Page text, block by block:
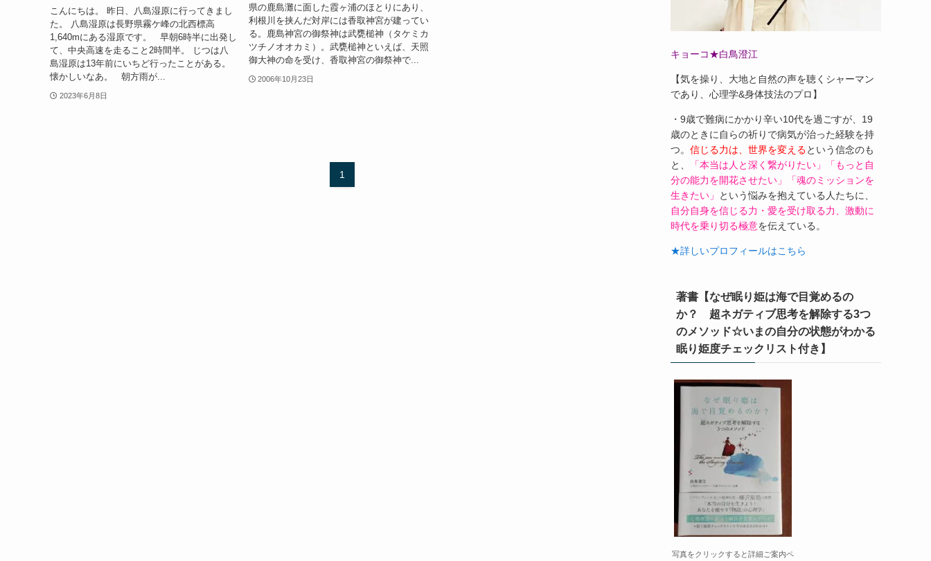
こんにちは。 昨日、八島湿原に行ってきまし
た。 八島湿原は長野県霧ケ峰の北西標高
1,640mにある湿原です。 早朝6時半に出発し
て、中央高速を走ること2時間半。 じつは八
島湿原は13年前にいちど行ったことがある。
懐かしいなあ。 朝方雨が...
2023年6月8日
県の鹿島灘に面した霞ヶ浦のほとりにあり、
利根川を挟んだ対岸には香取神宮が建ってい
る。鹿島神宮の御祭神は武甕槌神（タケミカ
ツチノオオカミ）。武甕槌神といえば、天照
御大神の命を受け、香取神宮の御祭神で...
2006年10月23日
1
キョーコ★白鳥澄江
【気を操り、大地と自然の声を聴くシャーマン
であり、心理学&身体技法のプロ】
・9歳で難病にかかり辛い10代を過ごすが、19
歳のときに自らの祈りで病気が治った経験を持
つ。 信じる力は、世界を変えるという信念のも
と、
「本当は人と深く繋がりたい」「もっと自
分の能力を開花させたい」「魂のミッションを
生きたい」
という悩みを抱えている人たちに、
自分自身を信じる力・愛を受け取る力、激動に
時代を乗り切る極意を伝えている。
★詳しいプロフィールはこちら
著書【なぜ眠り姫は海で目覚めるの
か？ 超ネガティブ思考を解除する3つ
のメソッド☆いまの自分の状態がわかる
眠り姫度チェックリスト付き】
写真をクリックすると詳細ご案内ペ